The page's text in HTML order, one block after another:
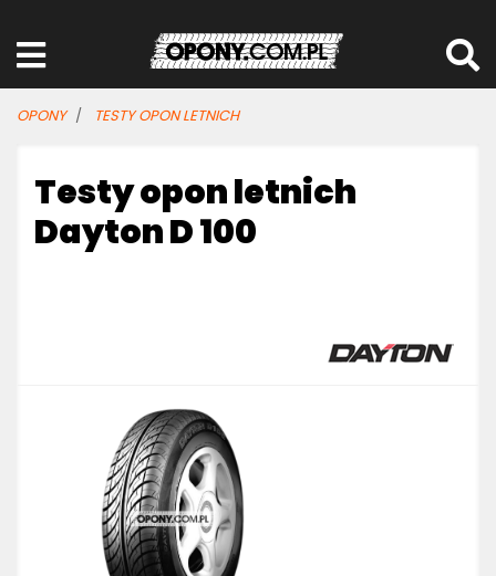
OPONY TESTY OPON LETNICH
Testy opon letnich
Dayton D 100